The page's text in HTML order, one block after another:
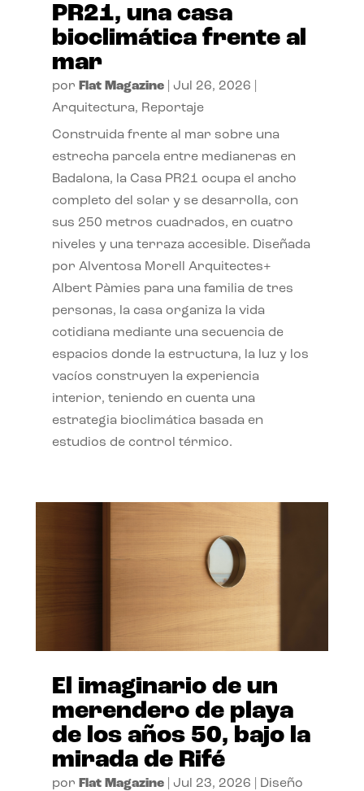
PR21, una casa
bioclimática frente al
mar
por Flat Magazine| Jul 26, 2026
Arquitectura, Reportaje
Construida frente al mar sobre una
estrecha parcela entre medianeras en
Badalona, la Casa PR21 ocupa el ancho
completo del solar y se desarrolla, con
sus 250 metros cuadrados, en cuatro
niveles y una terraza accesible. Diseñada
por Alventosa Morell Arquitectes+
Albert Pàmies para una familia de tres
personas, la casa organiza la vida
cotidiana mediante una secuencia de
espacios donde la estructura, la luz y los
vacíos construyen la experiencia
interior, teniendo en cuenta una
estrategia bioclimática basada en
estudios de control térmico.
El imaginario de un
merendero de playa
de los años 50, bajo la
mirada de Rifé
por Flat Magazine| Jul 23, 2026 Diseño